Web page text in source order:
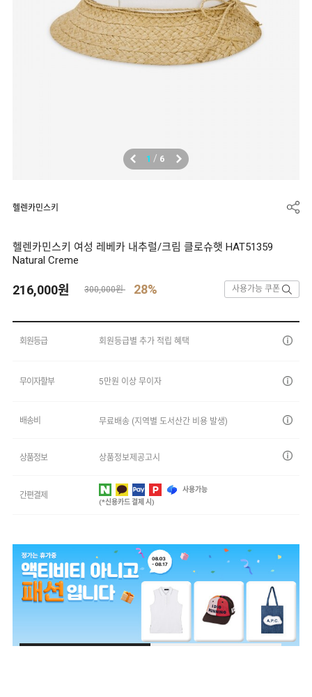
1 / 6
헬렌카민스키
헬렌카민스키 여성 레베카 내추럴/크림 클로슈햇 HAT51359
Natural Creme
216,000원 300,000원 28% 사용가능 쿠폰
회원등급 회원등급별 추가 적립 혜택
무이자할부 5만원 이상 무이자
배송비 무료배송 (지역별 도서산간 비용 발생)
상품정보 상품정보제공고시
간편결제
사용가능
(*신용카드 결제 시)